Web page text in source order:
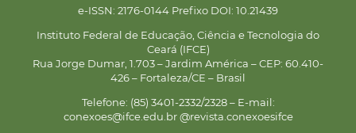
e-ISSN: 2176-0144 Prefixo DOI: 10.21439
Instituto Federal de Educação, Ciência e Tecnologia do
Ceará (IFCE)
Rua Jorge Dumar, 1.703 – Jardim América – CEP: 60.410-
426 – Fortaleza/CE – Brasil
Telefone: (85) 3401-2332/2328 – E-mail:
conexoes@ifce.edu.br @revista.conexoesifce